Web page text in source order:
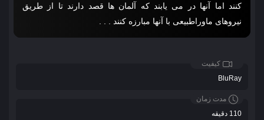
کنند اما آنها در می ‎یابند که آلمان ‎ها قصد دارند تا از طریق
نیروهای ماوراطبیعی با آنها مبارزه کنند . . .
کیفیت
BluRay
مدت زمان
110 دقیقه